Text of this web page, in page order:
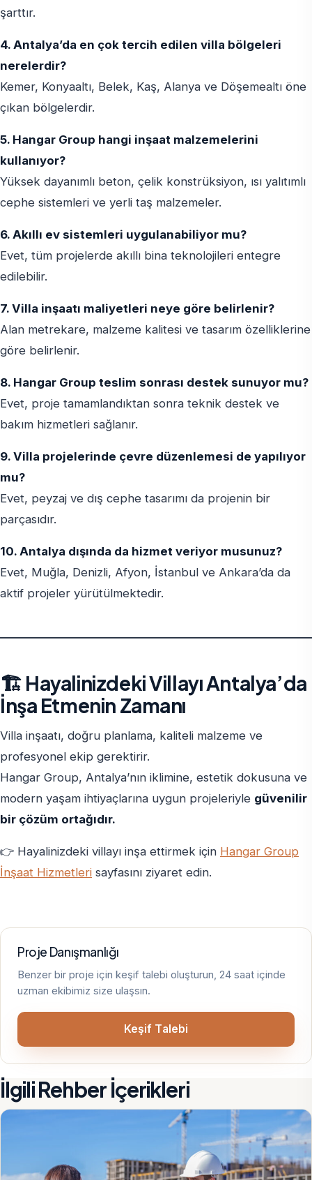
şarttır.
4. Antalya’da en çok tercih edilen villa bölgeleri
nerelerdir?
Kemer, Konyaaltı, Belek, Kaş, Alanya ve Döşemealtı öne
çıkan bölgelerdir.
5. Hangar Group hangi inşaat malzemelerini
kullanıyor?
Yüksek dayanımlı beton, çelik konstrüksiyon, ısı yalıtımlı
cephe sistemleri ve yerli taş malzemeler.
6. Akıllı ev sistemleri uygulanabiliyor mu?
Evet, tüm projelerde akıllı bina teknolojileri entegre
edilebilir.
7. Villa inşaatı maliyetleri neye göre belirlenir?
Alan metrekare, malzeme kalitesi ve tasarım özelliklerine
göre belirlenir.
8. Hangar Group teslim sonrası destek sunuyor mu?
Evet, proje tamamlandıktan sonra teknik destek ve
bakım hizmetleri sağlanır.
9. Villa projelerinde çevre düzenlemesi de yapılıyor
mu?
Evet, peyzaj ve dış cephe tasarımı da projenin bir
parçasıdır.
10. Antalya dışında da hizmet veriyor musunuz?
Evet, Muğla, Denizli, Afyon, İstanbul ve Ankara’da da
aktif projeler yürütülmektedir.
🏗️ Hayalinizdeki Villayı Antalya’da
İnşa Etmenin Zamanı
Villa inşaatı, doğru planlama, kaliteli malzeme ve
profesyonel ekip gerektirir.
Hangar Group, Antalya’nın iklimine, estetik dokusuna ve
modern yaşam ihtiyaçlarına uygun projeleriyle güvenilir
bir çözüm ortağıdır.
👉 Hayalinizdeki villayı inşa ettirmek için Hangar Group
İnşaat Hizmetleri sayfasını ziyaret edin.
Proje Danışmanlığı
Benzer bir proje için keşif talebi oluşturun, 24 saat içinde
uzman ekibimiz size ulaşsın.
Keşif Talebi
İlgili Rehber İçerikleri